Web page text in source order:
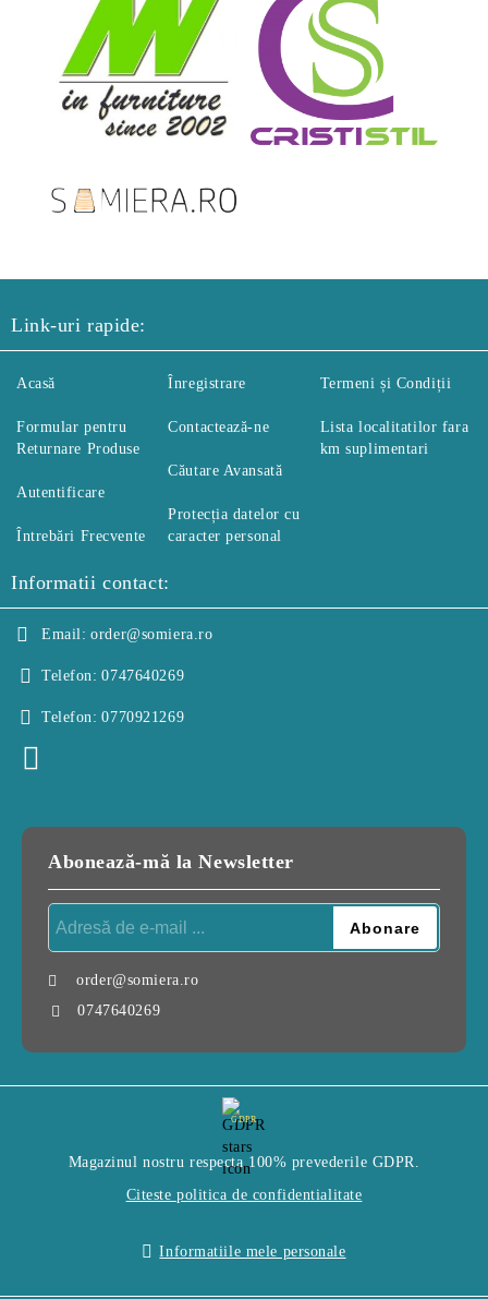
Link-uri rapide:
Acasă
Formular pentru
Returnare Produse
Autentificare
Întrebări Frecvente
Înregistrare
Contactează-ne
Căutare Avansată
Protecția datelor cu
caracter personal
Termeni și Condiții
Lista localitatilor fara
km suplimentari
Informatii contact:
Email: order@somiera.ro
Telefon: 0747640269
Telefon: 0770921269
Abonează-mă la Newsletter
order@somiera.ro
0747640269
GDPR
Magazinul nostru respecta 100% prevederile GDPR.
Citeste politica de confidentialitate
Informatiile mele personale